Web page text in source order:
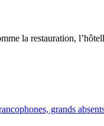
la restauration,
grands